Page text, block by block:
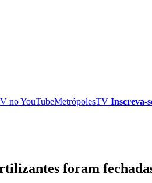
noYouTubeMetrópolesTV Inscreva-
foram